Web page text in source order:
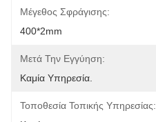
Μέγεθος Σφράγισης:
400*2mm
Μετά Την Εγγύηση:
Καμία Υπηρεσία.
Τοποθεσία Τοπικής Υπηρεσίας: